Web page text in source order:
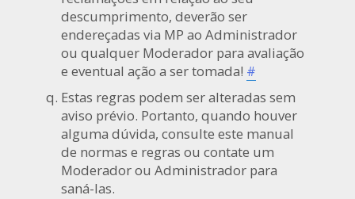
descumprimento, deverão ser
endereçadas via MP ao Administrador
ou qualquer Moderador para avaliação
e eventual ação a ser tomada! #
Estas regras podem ser alteradas sem
aviso prévio. Portanto, quando houver
alguma dúvida, consulte este manual
de normas e regras ou contate um
Moderador ou Administrador para
saná-las.